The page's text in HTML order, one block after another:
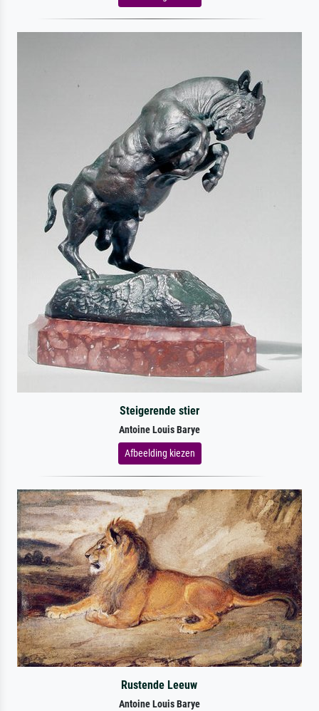
Steigerende stier
Antoine Louis Barye
Afbeelding kiezen
Rustende Leeuw
Antoine Louis Barye